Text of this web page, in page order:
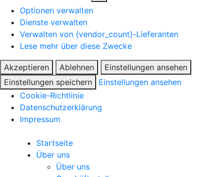
Optionen verwalten
Dienste verwalten
Verwalten von {vendor_count}-Lieferanten
Lese mehr über diese Zwecke
Akzeptieren Ablehnen
Einstellungen ansehen
Einstellungen speichern
Einstellungen ansehen
Cookie-Richtlinie
Datenschutzerklärung
Impressum
Startseite
Über uns
Über uns